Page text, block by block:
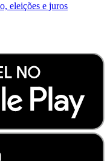
eleições e juros